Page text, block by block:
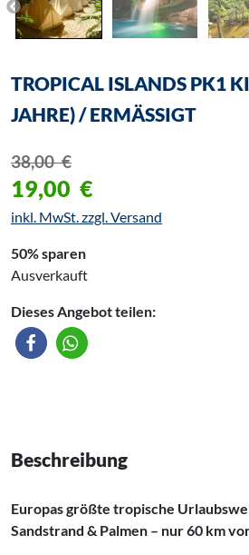
TROPICAL ISLANDS PK1
JAHRE) / ERMÄSSIGT
38,00€
19,00 €
inkl. MwSt. zzgl. Versand
50% sparen
Ausverkauft
Dieses Angebot teilen:
Beschreibung
Europas größte tropische
Sandstrand & Palmen – nur 60 km